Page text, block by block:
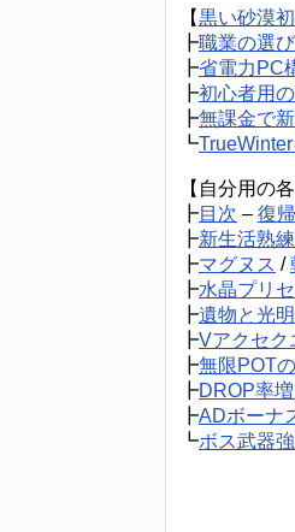
【黒い砂漠
┣職業の選
┣省電力PC
┣初心者用
┣無課金で
┗
【自分用の
┣目次 – 復
┣新生活熟
┣マグヌス /
┣水晶プリ
┣遺物と光
┣Vアクセク
┣無限POT
┣DROP率
┣ADボーナ
┗ボス武器